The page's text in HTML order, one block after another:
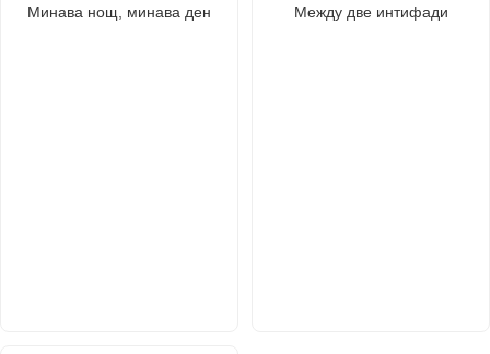
Минава нощ, минава ден Между две интифади